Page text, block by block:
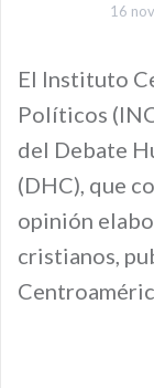
16
El Instituto
Políticos
del Debate
(DHC), que
opinión
cristianos,